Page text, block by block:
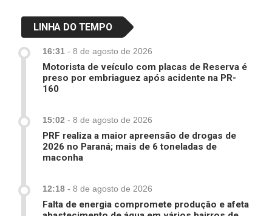
LINHA DO TEMPO
16:31 - 8 de agosto de 2026
Motorista de veículo com placas de Reserva é
preso por embriaguez após acidente na PR-
160
15:02 - 8 de agosto de 2026
PRF realiza a maior apreensão de drogas de
2026 no Paraná; mais de 6 toneladas de
maconha
12:18 - 8 de agosto de 2026
Falta de energia compromete produção e afeta